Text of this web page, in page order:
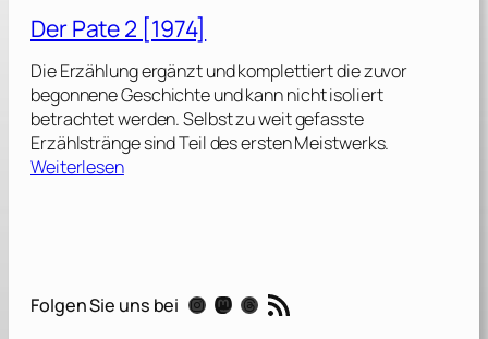
Der Pate 2 [1974]
Die Erzählung ergänzt und komplettiert die zuvor
begonnene Geschichte und kann nicht isoliert
betrachtet werden. Selbst zu weit gefasste
Erzählstränge sind Teil des ersten Meistwerks.
Weiterlesen:
t
Folgen Sie uns bei Instagram Mastodon Threads RSS-Feed